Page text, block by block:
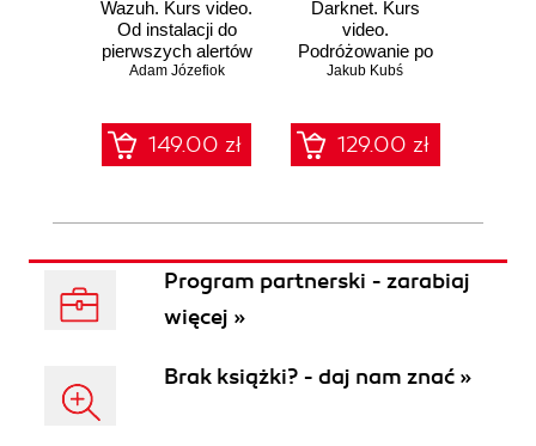
Wazuh. Kurs video.
Od instalacji do
pierwszych alertów
Adam Józefiok
149.00 zł
Darknet. Kurs
video.
Podróżowanie po
ciemnej stronie
Jakub Kubś
129.00 zł
Program partnerski - zarabiaj
więcej »
Brak książki? - daj nam znać »